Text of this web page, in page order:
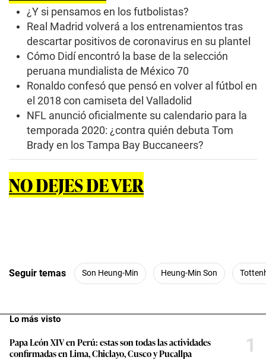
¿Y si pensamos en los futbolistas?
Real Madrid volverá a los entrenamientos tras
descartar positivos de coronavirus en su plantel
Cómo Didí encontró la base de la selección
peruana mundialista de México 70
Ronaldo confesó que pensó en volver al fútbol en
el 2018 con camiseta del Valladolid
NFL anunció oficialmente su calendario para la
temporada 2020: ¿contra quién debuta Tom
Brady en los Tampa Bay Buccaneers?
NO DEJES DE VER
Seguir temas Son Heung-Min Heung-Min Son
Lo más visto
Papa León XIV en Perú: estas son todas las actividades
confirmadas en Lima, Chiclayo, Cusco y Pucallpa
1